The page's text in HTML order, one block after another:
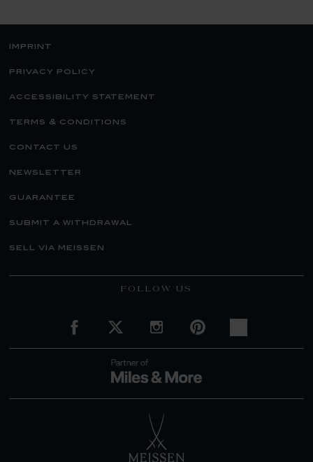
imprint
privacy policy
accessibility statement
terms & conditions
contact us
newsletter
guarantee
submit a withdrawal
sell via meissen
FOLLOW US